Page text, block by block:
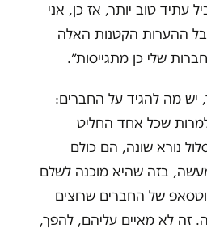
עתיד טוב יותר, אז כן, אני
ההערות הקטנות האלה
שלי כן מתגייסות״.
מה להגיד על החברים:
שכל אחד החליט
נורא שונה, הם כולם
בזה שהיא מוכנה לשלם
של החברים שרוצים
זה לא מאיים עליהם, להפך,